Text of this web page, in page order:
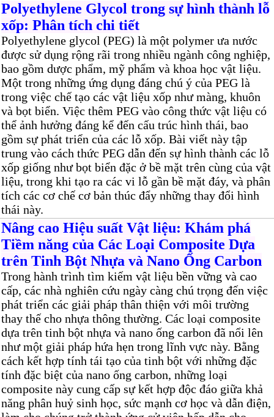
Polyethylene Glycol trong sự hình thành lỗ
xốp: Phân tích chi tiết
Polyethylene glycol (PEG) là một polymer ưa nước
được sử dụng rộng rãi trong nhiều ngành công nghiệp,
bao gồm dược phẩm, mỹ phẩm và khoa học vật liệu.
Một trong những ứng dụng đáng chú ý của PEG là
trong việc chế tạo các vật liệu xốp như màng, khuôn
và bọt biển. Việc thêm PEG vào công thức vật liệu có
thể ảnh hưởng đáng kể đến cấu trúc hình thái, bao
gồm sự phát triển của các lỗ xốp. Bài viết này tập
trung vào cách thức PEG dẫn đến sự hình thành các lỗ
xốp giống như bọt biển đặc ở bề mặt trên cùng của vật
liệu, trong khi tạo ra các vi lỗ gần bề mặt đáy, và phân
tích các cơ chế cơ bản thúc đẩy những thay đổi hình
thái này.
Nâng cao Hiệu suất Vật liệu: Khám phá
Tiềm năng của Các Loại Composite Dựa
trên Tinh Bột Nhựa và Nano Ống Carbon
Trong hành trình tìm kiếm vật liệu bền vững và cao
cấp, các nhà nghiên cứu ngày càng chú trọng đến việc
phát triển các giải pháp thân thiện với môi trường
thay thế cho nhựa thông thường. Các loại composite
dựa trên tinh bột nhựa và nano ống carbon đã nổi lên
như một giải pháp hứa hẹn trong lĩnh vực này. Bằng
cách kết hợp tính tái tạo của tinh bột với những đặc
tính đặc biệt của nano ống carbon, những loại
composite này cung cấp sự kết hợp độc đáo giữa khả
năng phân huỷ sinh học, sức mạnh cơ học và dẫn điện,